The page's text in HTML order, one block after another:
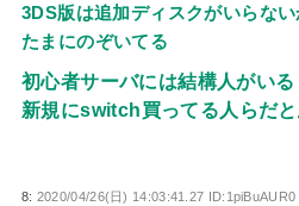
3DS版は追加ディスクがいらない
たまにのぞいてる
初心者サーバには結構人がいる
新規にswitch買ってる人らだと
8: 2020/04/26(日) 14:03:41.27 ID:1piBuAUR0